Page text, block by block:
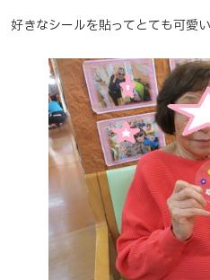
好きなシールを貼ってとても可愛